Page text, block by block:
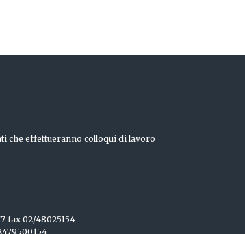
che effettueranno colloqui di lavoro
fax 02/48025154